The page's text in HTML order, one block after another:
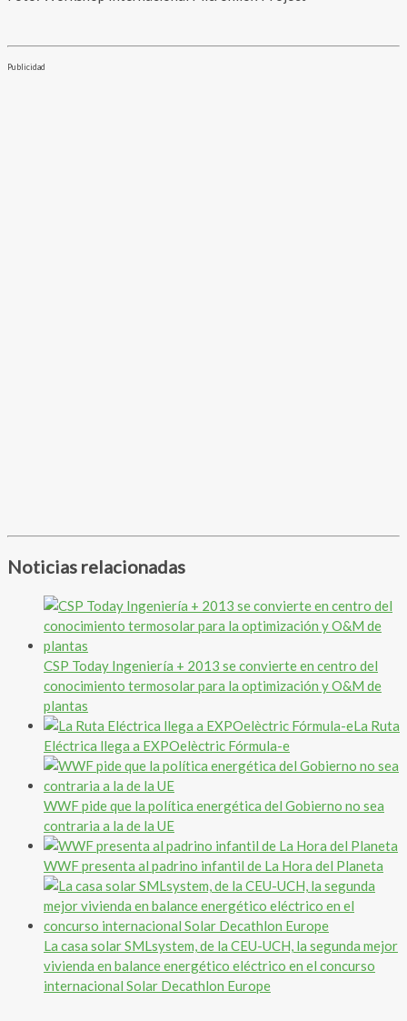
Publicidad
Noticias relacionadas
CSP Today Ingeniería + 2013 se convierte en centro del
conocimiento termosolar para la optimización y O&M de
plantas
La Ruta
Eléctrica llega a EXPOelèctric Fórmula-e
WWF pide que la política energética del Gobierno no sea
contraria a la de la UE
WWF presenta al padrino infantil de La Hora del Planeta
La casa solar SMLsystem, de la CEU-UCH, la segunda mejor
vivienda en balance energético eléctrico en el concurso
internacional Solar Decathlon Europe